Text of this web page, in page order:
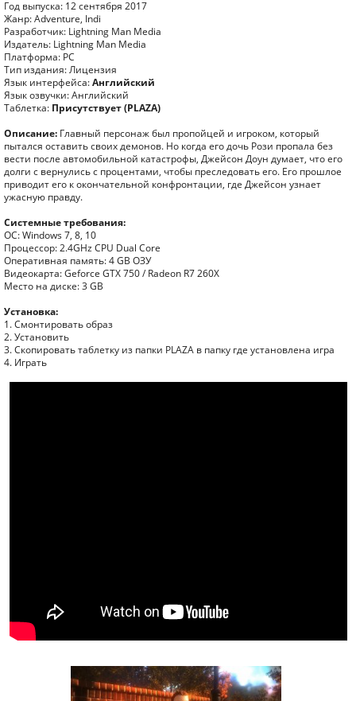
Год выпуска: 12 сентября 2017
Жанр: Adventure, Indi
Разработчик: Lightning Man Media
Издатель: Lightning Man Media
Платформа: PC
Тип издания: Лицензия
Язык интерфейса:Английский
Язык озвучки: Английский
Таблетка: Присутствует (PLAZA)
Описание: Главный персонаж был пропойцей и игроком, который
пытался оставить своих демонов. Но когда его дочь Рози пропала без
вести после автомобильной катастрофы, Джейсон Доун думает, что его
долги с вернулись с процентами, чтобы преследовать его. Его прошлое
приводит его к окончательной конфронтации, где Джейсон узнает
ужасную правду.
Системные требования:
ОС: Windows 7, 8, 10
Процессор: 2.4GHz CPU Dual Core
Оперативная память: 4 GB ОЗУ
Видеокарта: Geforce GTX 750 / Radeon R7 260X
Место на диске: 3 GB
Установка:
1. Смонтировать образ
2. Установить
3. Скопировать таблетку из папки PLAZA в папку где установлена игра
4. Играть